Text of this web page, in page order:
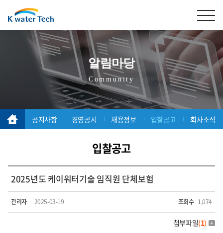
알림마당
Community
공지사항 경영공시 채용정보 입찰공고 회사소식
입찰공고
2025년도 케이워터기술 임직원 단체보험
관리자 2025-03-19 조회수 1,074
첨부파일(1)